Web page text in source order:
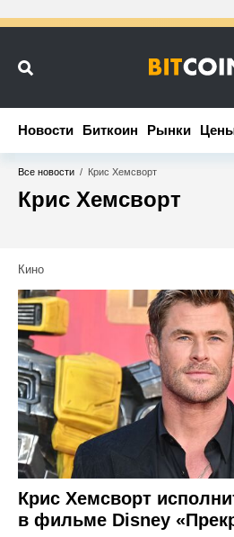
Новости Биткоин Рынки
Новости Биткоин Рынки
Все новости / Крис Хемсворт
Крис Хемсворт
Кино
Крис Хемсворт
в фильме Disney